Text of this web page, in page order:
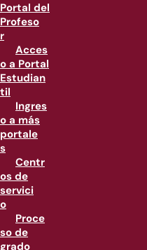
Portal del
Profeso
r
Acces
o a Portal
Estudian
til
Ingres
o a más
portale
s
Centr
os de
servici
o
Proce
so de
grado